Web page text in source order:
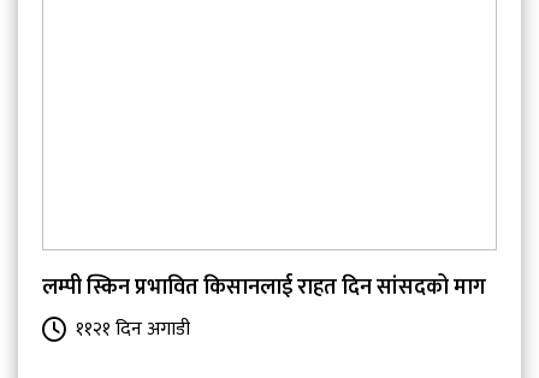
लम्पी स्किन प्रभावित किसानलाई राहत दिन सांसदको माग
११२१ दिन अगाडी